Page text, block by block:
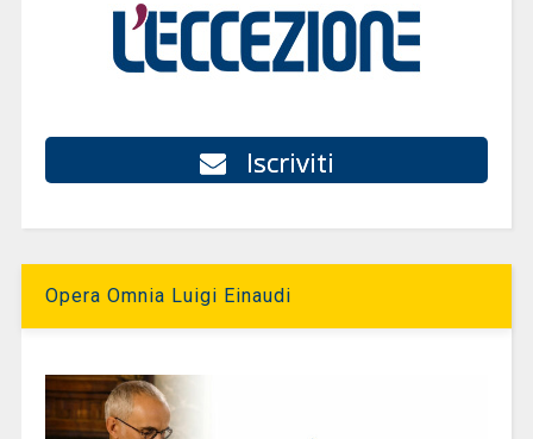
Iscriviti
Opera Omnia Luigi Einaudi